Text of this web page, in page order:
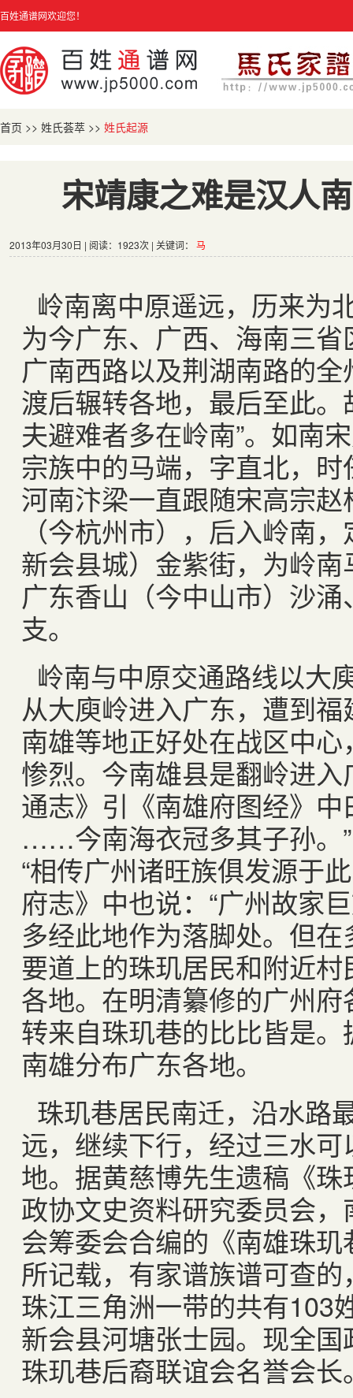
百姓通谱网欢迎您！
首页 >> 姓氏荟萃 >> 姓氏起源
宋靖康之难是汉人
2013年03月30日 | 阅读：1923次 | 关键词： 马
岭南离中原遥远，历来为
为今广东、广西、海南三
广南西路以及荆湖南路的
渡后辗转各地，最后至此
夫避难者多在岭南”。如南
宗族中的马端，字直北，
河南汴梁一直跟随宋高宗
（今杭州市），后入岭南
新会县城）金紫街，为岭
广东香山（今中山市）沙
支。
岭南与中原交通路线以大
从大庾岭进入广东，遭到
南雄等地正好处在战区中
惨烈。今南雄县是翻岭进
通志》引《南雄府图经》
……今南海衣冠多其子孙。
“相传广州诸旺族俱发源于
府志》中也说：“广州故家
多经此地作为落脚处。但
要道上的珠玑居民和附近
各地。在明清纂修的广州
转来自珠玑巷的比比皆是
南雄分布广东各地。
珠玑巷居民南迁，沿水路
远，继续下行，经过三水
地。据黄慈博先生遗稿《
政协文史资料研究委员会
会筹委会合编的《南雄珠
所记载，有家谱族谱可查
珠江三角洲一带的共有103
新会县河塘张士园。现全
珠玑巷后裔联谊会名誉会长